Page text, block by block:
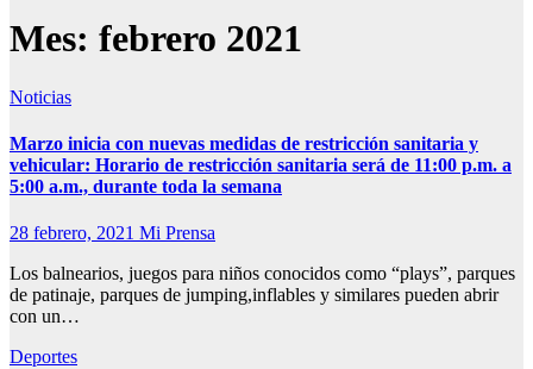
Mes: febrero 2021
Noticias
Marzo inicia con nuevas medidas de restricción sanitaria y
vehicular: Horario de restricción sanitaria será de 11:00 p.m. a
5:00 a.m., durante toda la semana
28 febrero, 2021 Mi Prensa
Los balnearios, juegos para niños conocidos como “plays”, parques
de patinaje, parques de jumping,inflables y similares pueden abrir
con un…
Deportes